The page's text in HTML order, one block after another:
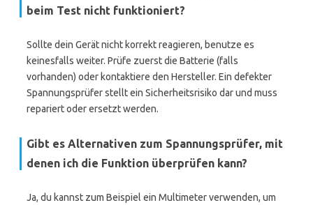
beim Test nicht funktioniert?
Sollte dein Gerät nicht korrekt reagieren, benutze es
keinesfalls weiter. Prüfe zuerst die Batterie (falls
vorhanden) oder kontaktiere den Hersteller. Ein defekter
Spannungsprüfer stellt ein Sicherheitsrisiko dar und muss
repariert oder ersetzt werden.
Gibt es Alternativen zum Spannungsprüfer, mit
denen ich die Funktion überprüfen kann?
Ja, du kannst zum Beispiel ein Multimeter verwenden, um